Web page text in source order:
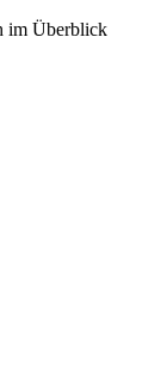
im Überblick